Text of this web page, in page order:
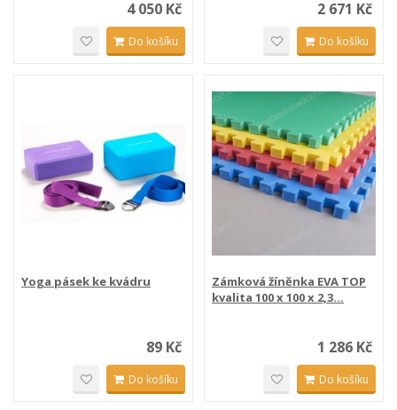
4 050 Kč
Do košíku
2 671 Kč
Do košíku
Yoga pásek ke kvádru
89 Kč
Do košíku
Zámková žíněnka EVA TOP
kvalita 100 x 100 x 2,3...
1 286 Kč
Do košíku